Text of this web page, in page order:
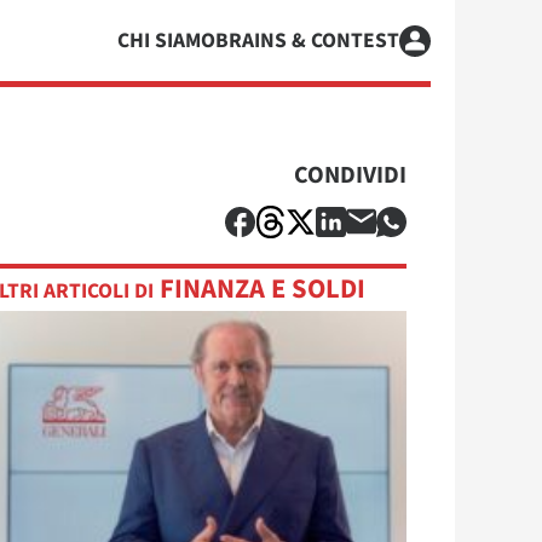
CHI SIAMOBRAINS & CONTEST
CONDIVIDI
ARTICOLI DI FINANZA E SOLDI